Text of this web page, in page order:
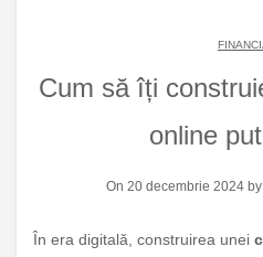
Cum să îți
online
On 20 decembrie 2024
În era digitală, construirea unei